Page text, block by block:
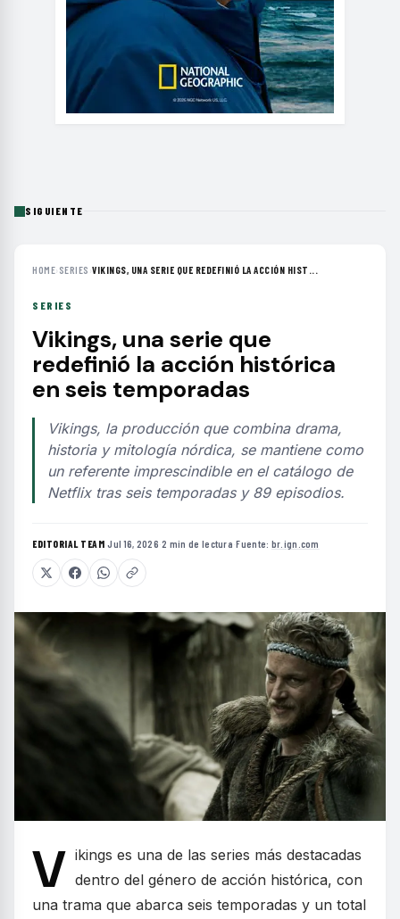
SIGUIENTE
HOME› SERIES ›VIKINGS, UNA SERIE QUE REDEFINIÓ LA ACCIÓN HIST...
SERIES
Vikings, una serie que
redefinió la acción histórica
en seis temporadas
Vikings, la producción que combina drama,
historia y mitología nórdica, se mantiene como
un referente imprescindible en el catálogo de
Netflix tras seis temporadas y 89 episodios.
EDITORIAL TEAM·Jul 16, 2026·2 min de lectura·Fuente: br.ign.com
V ikings es una de las series más destacadas
dentro del género de acción histórica, con
una trama que abarca seis temporadas y un total